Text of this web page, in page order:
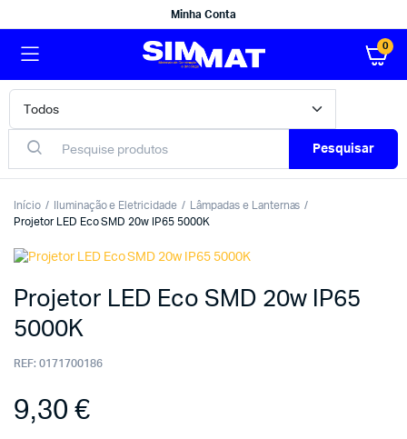
Minha Conta
0
Pesquisar
Início Iluminação e Eletricidade
Lâmpadas e Lanternas
Projetor LED Eco SMD 20w IP65 5000K
Projetor LED Eco SMD 20w IP65
5000K
REF: 0171700186
9,30€